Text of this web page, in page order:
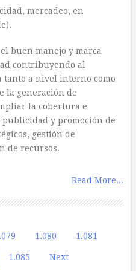
mercadeo, en
buen manejo y marca
contribuyendo al
tanto a nivel interno como
la generación de
la cobertura e
publicidad y promoción de
gestión de
de recursos.
Read More...
1.080 1.081
1.085 Next